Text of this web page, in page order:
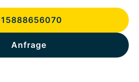
Anfrage